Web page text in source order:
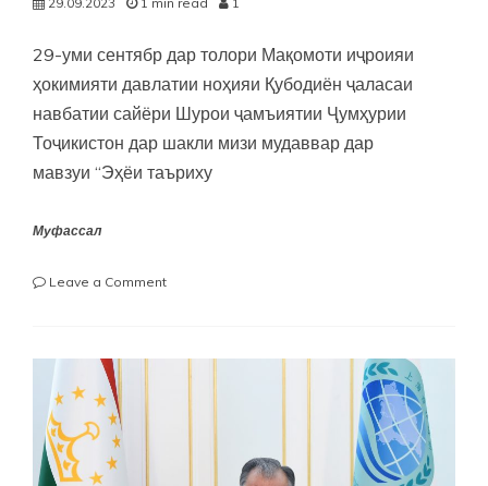
29-уми сентябр дар толори Мақомоти иҷроияи
ҳокимияти давлатии ноҳияи Қубодиён ҷаласаи
навбатии сайёри Шурои ҷамъиятии Ҷумҳурии
Тоҷикистон дар шакли мизи мудаввар дар
мавзуи “Эҳёи таъриху
Муфассал
Leave a Commenton